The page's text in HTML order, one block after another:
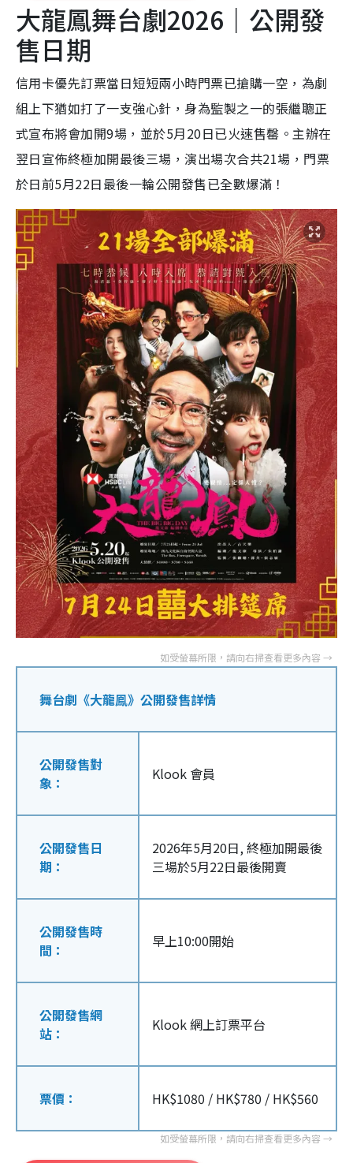
大龍鳳舞台劇2026｜公開發
售日期
信用卡優先訂票當日短短兩小時門票已搶購一空，為劇
組上下猶如打了一支強心針，身為監製之一的張繼聰正
式宣布將會加開9場，並於5月20日已火速售罄。主辦在
翌日宣佈終極加開最後三場，演出場次合共21場，門票
於日前5月22日最後一輪公開發售已全數爆滿！
舞台劇《大龍鳯》公開發售詳情
公開發售對
象：
Klook 會員
公開發售日
期：
2026年5月20日, 終極加開最後
三場於5月22日最後開賣
公開發售時
間：
早上10:00開始
公開發售網
站：
Klook 網上訂票平台
票價： HK$1080 / HK$780 / HK$560